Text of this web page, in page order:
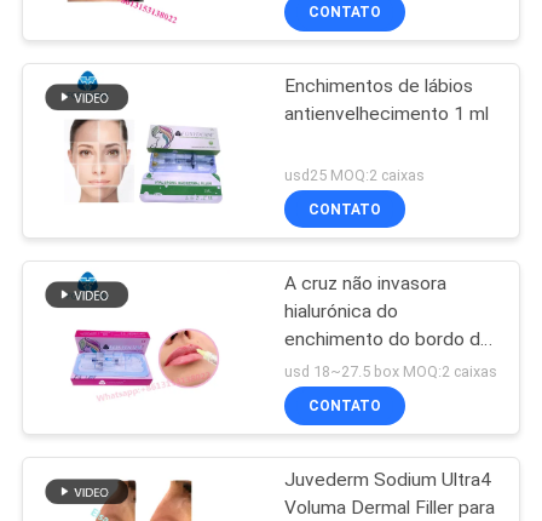
CONTROLE
QUALIDADE
NOS
NOTÍCIAS
SOLICITE
estético
9
enchimento cutâneo
injectável
112
CONTATO
Enchimentos de lábios
antienvelhecimento 1 ml
usd25 MOQ:2 caixas
CONTATO
A cruz não invasora
hialurónica do
enchimento do bordo do
ácido de Fosyderm ligou
enchimentos do HA
usd 18~27.5 box MOQ:2 caixas
CONTATO
Juvederm Sodium Ultra4
Voluma Dermal Filler para